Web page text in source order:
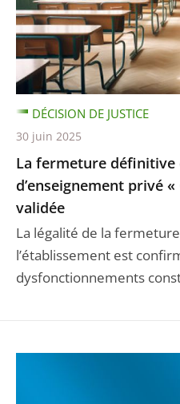
La fermeture définitive
d’enseignement privé
validée
La légalité de la
l’établissement est
dysfonctionnements
DÉCISION DE JUSTICE
30 juin 2025